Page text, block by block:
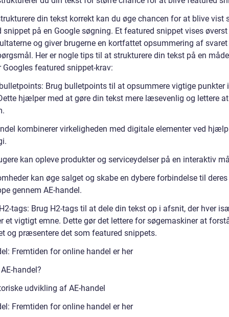
din tekst korrekt kan du øge chancen for at blive vist
snippet på en Google søgning. Et featured snippet vises
og giver brugerne en kortfattet opsummering af
Her er nogle tips til at strukturere din tekst på en
Googles featured snippet-krav:
Brug bulletpoints til at opsummere vigtige punkter
hjælper med at gøre din tekst mere læsevenlig og lettere
kombinerer virkeligheden med digitale elementer ved
kan opleve produkter og serviceydelser på en interaktiv
kan øge salget og skabe en dybere forbindelse til deres
gennem AE-handel.
tags: Brug H2-tags til at dele din tekst op i afsnit, der hver
et vigtigt emne. Dette gør det lettere for søgemaskiner at
og præsentere det som featured snippets.
Fremtiden for online handel er her
handel?
udvikling af AE-handel
Fremtiden for online handel er her